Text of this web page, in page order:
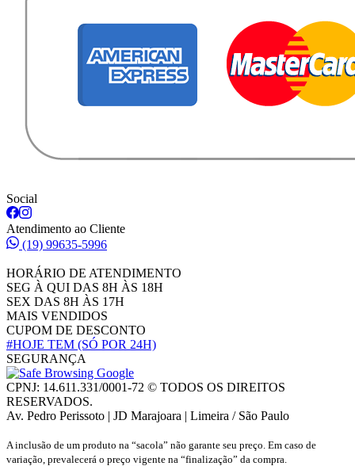
Social
Atendimento ao Cliente
(19) 99635-5996
HORÁRIO DE ATENDIMENTO
SEG À QUI DAS 8H ÀS 18H
SEX DAS 8H ÀS 17H
MAIS VENDIDOS
CUPOM DE DESCONTO
#HOJE TEM (SÓ POR 24H)
SEGURANÇA
CPNJ: 14.611.331/0001-72 © TODOS OS DIREITOS
RESERVADOS.
Av. Pedro Perissoto | JD Marajoara | Limeira / São Paulo
A inclusão de um produto na “sacola” não garante seu preço. Em caso de
variação, prevalecerá o preço vigente na “finalização” da compra.